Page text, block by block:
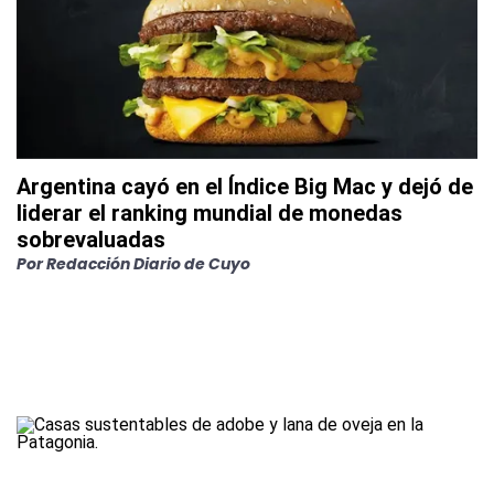
Argentina cayó en el Índice Big Mac y dejó de
liderar el ranking mundial de monedas
sobrevaluadas
PorRedacción Diario de Cuyo